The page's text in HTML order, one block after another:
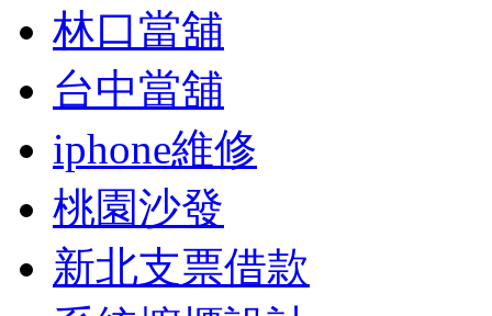
林口當舖
台中當舖
iphone維修
桃園沙發
新北支票借款